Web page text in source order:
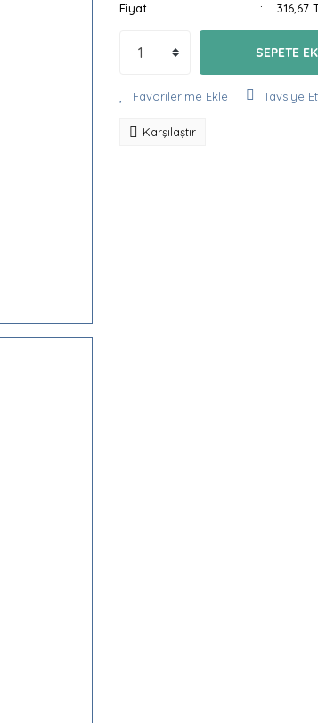
Fiyat 316,67
SEPETE
Tavsiye Et
Karşılaştır